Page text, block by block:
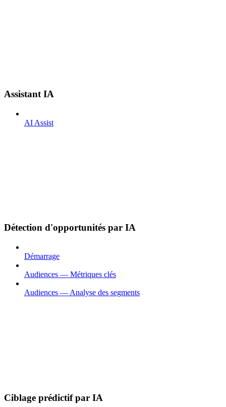
Assistant IA
AI Assist
Détection d'opportunités par IA
Démarrage
Audiences — Métriques clés
Audiences — Analyse des segments
Ciblage prédictif par IA